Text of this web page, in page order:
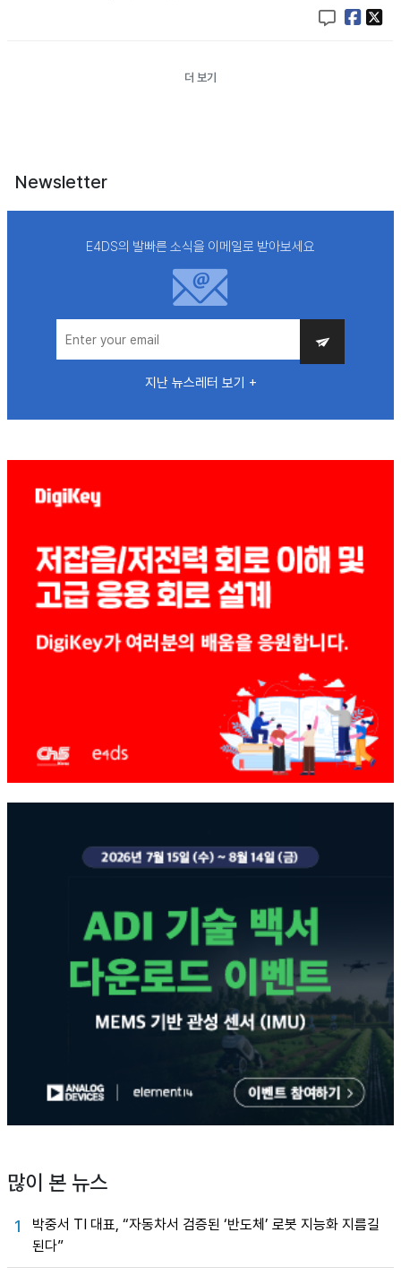
더 보기
Newsletter
E4DS의 발빠른 소식을 이메일로 받아보세요
지난 뉴스레터 보기 +
많이 본 뉴스
1
박중서 TI 대표, “자동차서 검증된 ‘반도체’ 로봇 지능화 지름길
된다”